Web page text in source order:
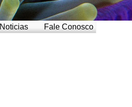
Noticias Fale Conosco